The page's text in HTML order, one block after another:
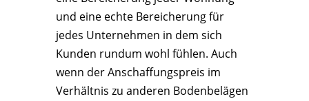
und eine echte Bereicherung für
jedes Unternehmen in dem sich
Kunden rundum wohl fühlen. Auch
wenn der Anschaffungspreis im
Verhältnis zu anderen Bodenbelägen